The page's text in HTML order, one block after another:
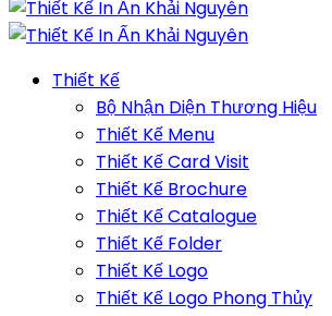
Thiết Kế
Bộ Nhận Diện Thương Hiệu
Thiết Kế Menu
Thiết Kế Card Visit
Thiết Kế Brochure
Thiết Kế Catalogue
Thiết Kế Folder
Thiết Kế Logo
Thiết Kế Logo Phong Thủy